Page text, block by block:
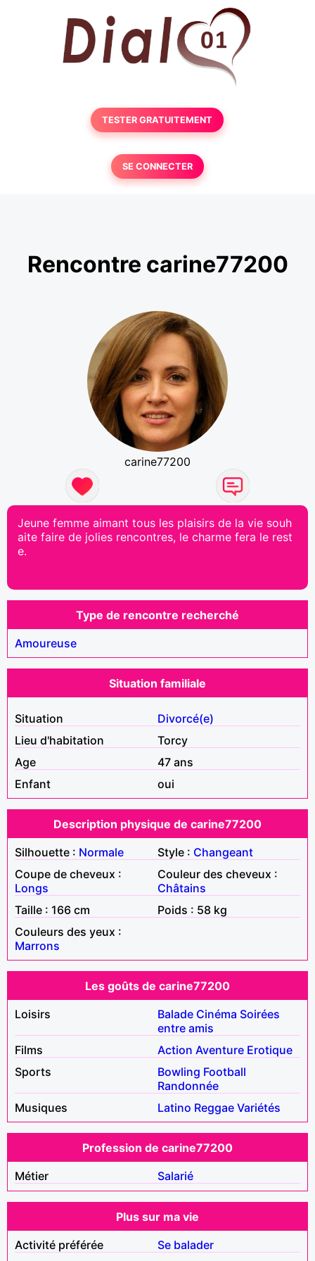
TESTER GRATUITEMENT
SE CONNECTER
Rencontre carine77200
carine77200
Jeune femme aimant tous les plaisirs de la vie souh
aite faire de jolies rencontres, le charme fera le rest
e.
Type de rencontre recherché
Amoureuse
Situation familiale
Situation
Divorcé(e)
Lieu d'habitation
Torcy
Age
47 ans
Enfant
oui
Description physique de carine77200
Silhouette : Normale Style : Changeant
Coupe de cheveux :
Longs
Couleur des cheveux :
Châtains
Taille : 166 cm
Poids : 58 kg
Couleurs des yeux :
Marrons
Les goûts de carine77200
Loisirs
Balade Cinéma Soirées
entre amis
Films
Action Aventure Erotique
Sports
Bowling Football
Randonnée
Musiques
Latino Reggae Variétés
Profession de carine77200
Métier
Salarié
Plus sur ma vie
Activité préférée
Se balader